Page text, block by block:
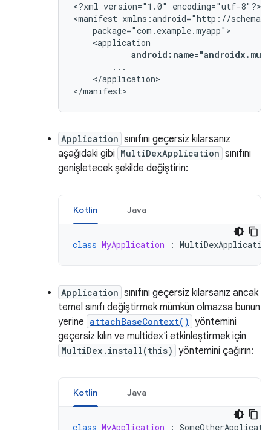
<?xml version="1.0"
encoding="utf-8"?>
<manifest
</application>
</manifest>
Application sınıfını geçersiz kılarsanız
aşağıdaki gibi MultiDexApplication sınıfını
genişletecek şekilde değiştirin:
Kotlin Java
class MyApplication : MultiDexApplication
Application sınıfını geçersiz kılarsanız ancak
temel sınıfı değiştirmek mümkün olmazsa bunun
yerine attachBaseContext() yöntemini
geçersiz kılın ve multidex'i etkinleştirmek için
MultiDex.install(this) yöntemini çağırın:
Kotlin Java
class MyApplication :